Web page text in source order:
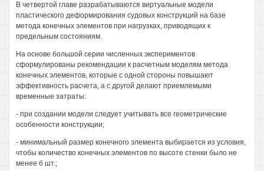
В четвертой главе разрабатываются виртуальные модели
пластического деформирования судовых конструкций на базе
метода конечных элементов при нагрузках, приводящих к
предельным состояниям.
На основе большой серии численных экспериментов
сформулированы рекомендации к расчетным моделям метода
конечных элементов, которые с одной стороны повышают
эффективность расчета, а с другой делают приемлемыми
временные затраты:
- при создании модели следует учитывать все геометрические
особенности конструкции;
- минимальный размер конечного элемента выбирается из условия,
чтобы количество конечных элементов по высоте стенки было не
менее б шт.;